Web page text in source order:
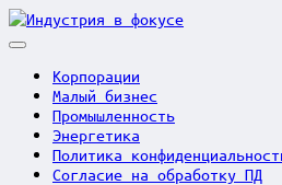
Skip
to
Индустрия
Корпорации
Малый бизнес
Промышленность
Энергетика
Политика
Согласие на обработку ПД